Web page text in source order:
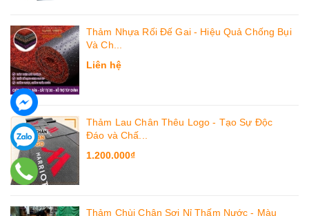
Thảm Nhựa Rối Đế Gai - Hiệu Quả Chống Bụi
Và Ch...
Liên hệ
Thảm Lau Chân Thêu Logo - Tạo Sự Độc
Đáo và Chấ...
1.200.000₫
Thảm Chùi Chân Sợi Nỉ Thấm Nước - Màu